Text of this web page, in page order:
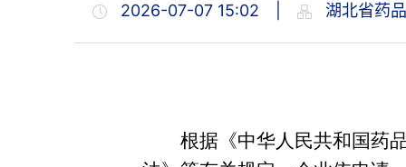
2026-07-07 15:02 湖北省药
根据《中华人民共和国药